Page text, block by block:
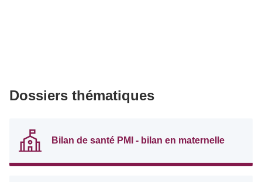
Dossiers thématiques
Bilan de santé PMI - bilan en maternelle